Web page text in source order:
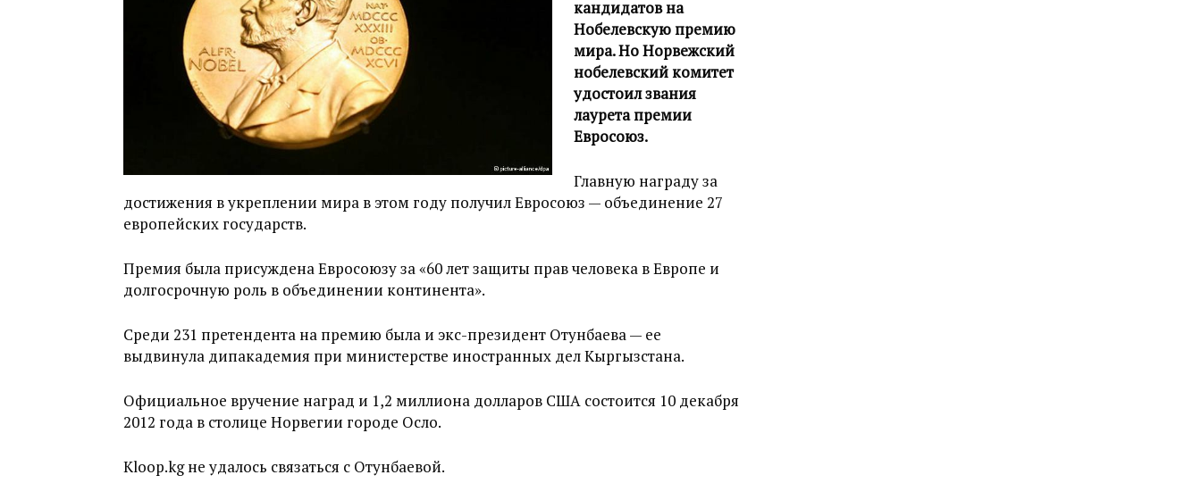
кандидатов на
Нобелевскую премию
мира. Но Норвежский
нобелевский комитет
удостоил звания
лаурета премии
Евросоюз.
Главную награду за
достижения в укреплении мира в этом году получил Евросоюз — объединение 27
европейских государств.
Премия была присуждена Евросоюзу за «60 лет защиты прав человека в Европе и
долгосрочную роль в объединении континента».
Среди 231 претендента на премию была и экс-президент Отунбаева — ее
выдвинула дипакадемия при министерстве иностранных дел Кыргызстана.
Официальное вручение наград и 1,2 миллиона долларов США состоится 10 декабря
2012 года в столице Норвегии городе Осло.
Kloop.kg не удалось связаться с Отунбаевой.